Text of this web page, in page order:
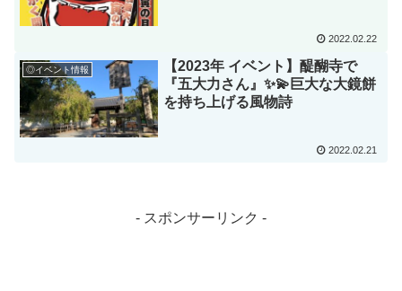
2022.02.22
◎イベント情報
【2023年 イベント】醍醐寺で
『五大力さん』✨💫巨大な大鏡餅
を持ち上げる風物詩
2022.02.21
- スポンサーリンク -